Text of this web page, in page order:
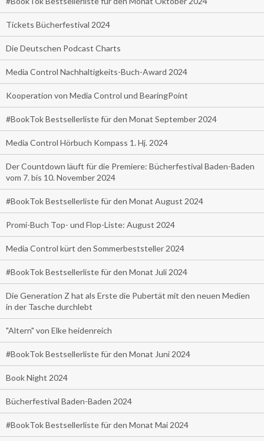
Tickets Bücherfestival 2024
Die Deutschen Podcast Charts
Media Control Nachhaltigkeits-Buch-Award 2024
Kooperation von Media Control und BearingPoint
#BookTok Bestsellerliste für den Monat September 2024
Media Control Hörbuch Kompass 1. Hj. 2024
Der Countdown läuft für die Premiere: Bücherfestival Baden-Baden
vom 7. bis 10. November 2024
#BookTok Bestsellerliste für den Monat August 2024
Promi-Buch Top- und Flop-Liste: August 2024
Media Control kürt den Sommerbeststeller 2024
#BookTok Bestsellerliste für den Monat Juli 2024
Die Generation Z hat als Erste die Pubertät mit den neuen Medien
in der Tasche durchlebt
"Altern" von Elke heidenreich
#BookTok Bestsellerliste für den Monat Juni 2024
Book Night 2024
Bücherfestival Baden-Baden 2024
#BookTok Bestsellerliste für den Monat Mai 2024